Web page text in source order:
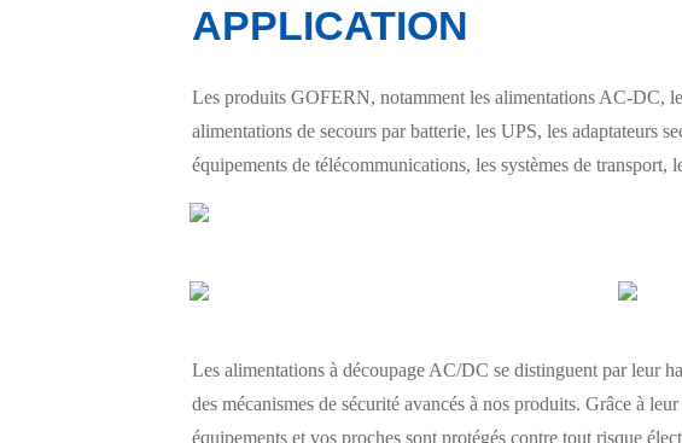
APPLICATION
Les produits GOFERN, notamment les alimentations AC-DC,
alimentations de secours par batterie, les UPS, les adaptateurs
équipements de télécommunications, les systèmes de
Les alimentations à découpage AC/DC se distinguent par leur
des mécanismes de sécurité avancés à nos produits. Grâce à
équipements et vos proches sont protégés contre tout risque